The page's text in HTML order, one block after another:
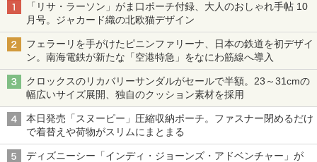
「リサ・ラーソン」がま口ポーチ付録、大人のおしゃれ手帖 10
月号。ジャカード織の北欧猫デザイン
フェラーリを手がけたピニンファリーナ、日本の鉄道を初デザイ
ン。南海電鉄が新たな「空港特急」をなにわ筋線へ導入
クロックスのリカバリーサンダルがセールで半額。23～31cmの
幅広いサイズ展開、独自のクッション素材を採用
本日発売「スヌーピー」圧縮収納ポーチ。ファスナー閉めるだけ
で着替えや荷物がスリムにまとまる
ディズニーシー「インディ・ジョーンズ・アドベンチャー」が